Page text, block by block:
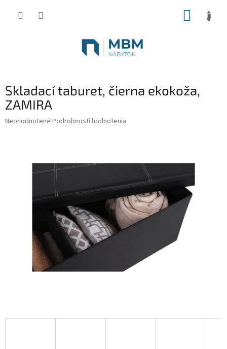
Skladací taburet, čierna ekokoža,
ZAMIRA
Priemerné
Neohodnotené Podrobnosti hodnotenia